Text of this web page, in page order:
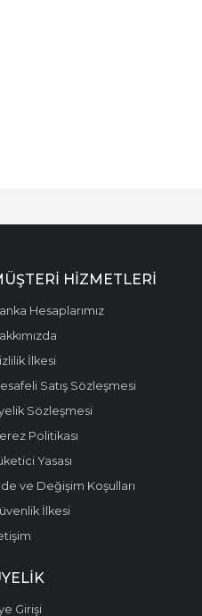
HIZMETLERI
Hesaplarımız
İlkesi
Satış Sözleşmesi
Sözleşmesi
Politikası
Yasası
ve Değişim Koşulları
İlkesi
Girişi